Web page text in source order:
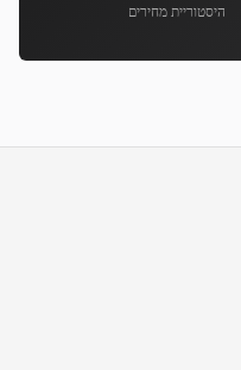
היסטוריית מחירים